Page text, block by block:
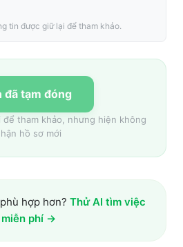
tin được giữ lại để tham khảo.
đã tạm đóng
tham khảo, nhưng hiện không
hồ sơ mới
hợp hơn? Thử AI tìm việc
miễn phí →